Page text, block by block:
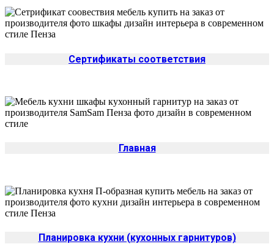
Сертификаты соответствия
Главная
Планировка кухни (кухонных гарнитуров)